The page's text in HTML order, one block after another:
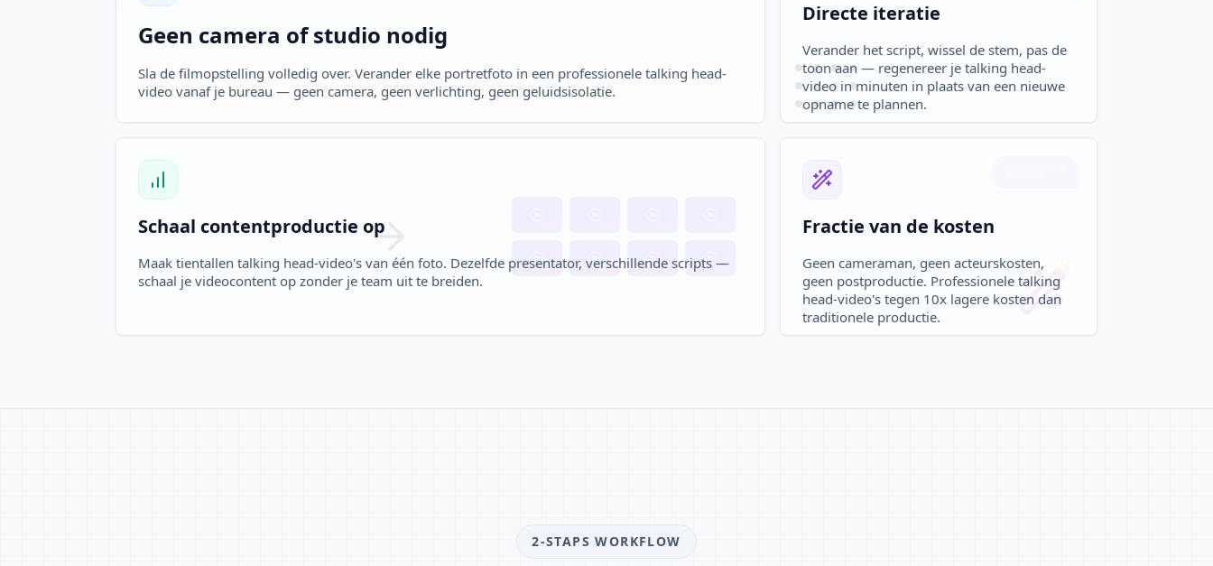
Geen camera of studio nodig
Sla de filmopstelling volledig over. Verander elke portretfoto in een professionele talking head-
video vanaf je bureau — geen camera, geen verlichting, geen geluidsisolatie.
Directe iteratie
Verander het script, wissel de stem, pas de
toon aan — regenereer je talking head-
video in minuten in plaats van een nieuwe
opname te plannen.
Schaal contentproductie op
Maak tientallen talking head-video's van één foto. Dezelfde presentator, verschillende scripts —
schaal je videocontent op zonder je team uit te breiden.
Fractie van de kosten
Geen cameraman, geen acteurskosten,
geen postproductie. Professionele talking
head-video's tegen 10x lagere kosten dan
traditionele productie.
2-STAPS WORKFLOW